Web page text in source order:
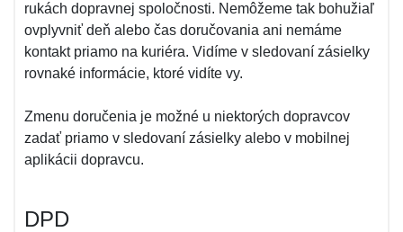
rukách dopravnej spoločnosti. Nemôžeme tak bohužiaľ
ovplyvniť deň alebo čas doručovania ani nemáme
kontakt priamo na kuriéra. Vidíme v sledovaní zásielky
rovnaké informácie, ktoré vidíte vy.
Zmenu doručenia je možné u niektorých dopravcov
zadať priamo v sledovaní zásielky alebo v mobilnej
aplikácii dopravcu.
DPD